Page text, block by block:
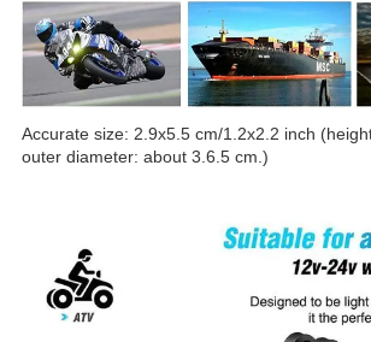
Accurate size: 2.9x5.5 cm/1.2x2.2 inch
outer diameter: about 3.6.5 cm.)